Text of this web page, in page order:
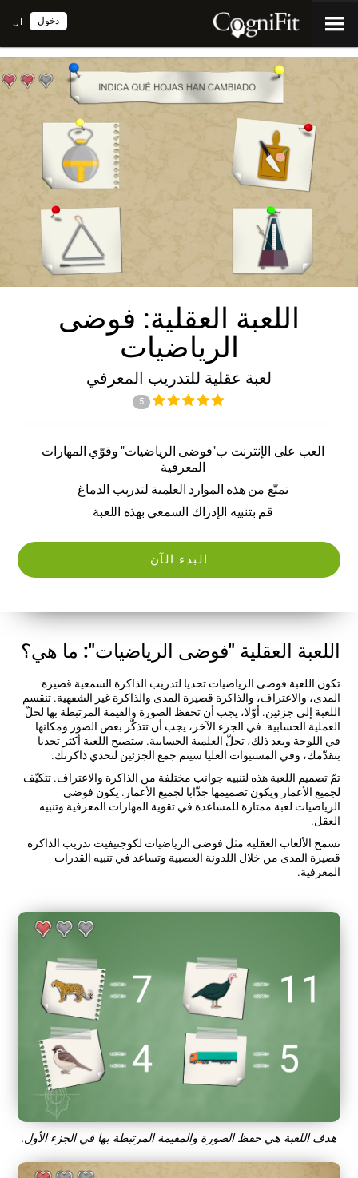
ال دخول
اللعبة العقلية: فوضى
الرياضيات
لعبة عقلية للتدريب المعرفي
5
العب على الإنترنت ب"فوضى الرياضيات" وقوّي المهارات
المعرفية
تمتّع من هذه الموارد العلمية لتدريب الدماغ
قم بتنبيه الإدراك السمعي بهذه اللعبة
البدء الآن
اللعبة العقلية "فوضى الرياضيات": ما هي؟
تكون اللعبة فوضى الرياضيات تحديا لتدريب الذاكرة السمعية قصيرة
المدى، والاعتراف، والذاكرة قصيرة المدى والذاكرة غير الشفهية. تنقسم
اللعبة إلى جزئين. أوّلا، يجب أن تحفظ الصورة والقيمة المرتبطة بها لحلّ
العملية الحسابية. في الجزء الآخر، يجب أن تتذكّر بعض الصور ومكانها
في اللوحة وبعد ذلك، تحلّ العلمية الحسابية. ستصبح اللعبة أكثر تحديا
بتقدّمك، وفي المستيوات العليا سيتم جمع الجزئين لتحدي ذاكرتك.
تمّ تصميم اللعبة هذه لتنبيه جوانب مختلفة من الذاكرة والاعتراف. تتكيّف
لجميع الأعمار ويكون تصميمها جذّابا لجميع الأعمار. يكون فوضى
الرياضيات لعبة ممتازة للمساعدة في تقوية المهارات المعرفية وتنبيه
العقل.
تسمح الألعاب العقلية مثل فوضى الرياضيات لكوجنيفيت تدريب الذاكرة
قصيرة المدى من خلال اللدونة العصبية وتساعد في تنبيه القدرات
المعرفية.
هدف اللعبة هي حفظ الصورة والمقيمة المرتبطة بها في الجزء الأول.